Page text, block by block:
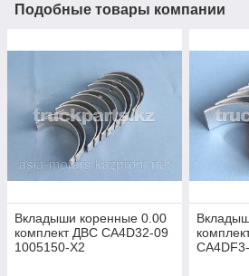
Подобные товары компании
Вкладыши коренные 0.00
комплект ДВС CA4D32-09
1005150-X2